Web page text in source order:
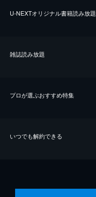
U-NEXTオリジナル書籍読み放題
雑誌読み放題
プロが選ぶおすすめ特集
いつでも解約できる